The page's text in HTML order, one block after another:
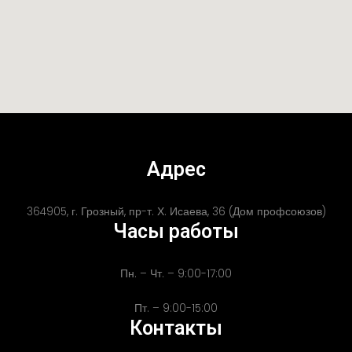
Адрес
364905, г. Грозный, пр-т. Х. Исаева, 36 (Дом профсоюзов)
Часы работы
Пн. – Чт. – 9:00-17:00
Пт. – 9:00-15:00
Контакты